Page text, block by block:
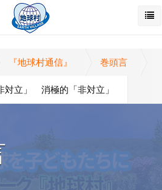
『地球村通信』 巻頭言
対立」 消極的「非対立」